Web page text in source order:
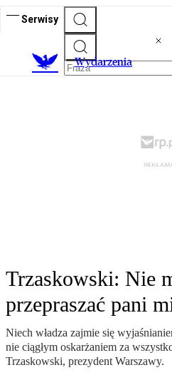
Serwisy
Wydarzenia
Trzaskowski: Nie
przepraszać pani
Niech władza zajmie się
nie ciągłym oskarżaniem za
Trzaskowski, prezydent Warszawy.